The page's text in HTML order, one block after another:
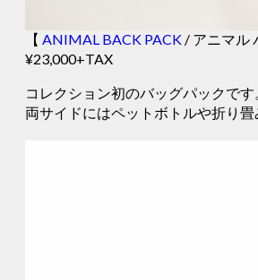
【 ANIMAL BACK PACK / アニマル
¥23,000+TAX
コレクション初のバッグパックです
両サイドにはペットボトルや折り